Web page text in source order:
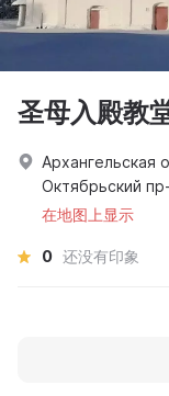
圣母入殿教
Архангельская
Октябрьский
在地图上显示
0 还没有印象